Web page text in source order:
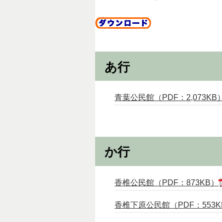
あ行
青葉公民館（PDF：2,073KB
か行
香椎公民館（PDF：873KB）
香椎下原公民館（PDF：